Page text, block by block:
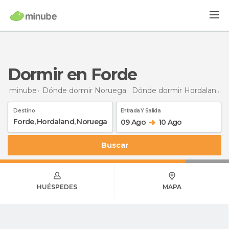
Dormir en Forde
minube Dónde dormir Noruega Dónde dormir Hordaland
Destino Entrada Y Salida
09 Ago 10 Ago
Buscar
HUÉSPEDES MAPA